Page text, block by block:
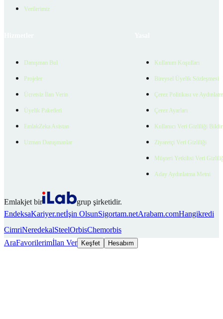
Verilerimiz
Danışman Bul
Projeler
Ücretsiz İlan Verin
Üyelik Paketleri
EmlakZeka Asistan
Uzman Danışmanlar
Kullanım Koşulları
Bireysel Üyelik Sözleşmesi
Çerez Politikası ve
Çerez Ayarları
Kullanıcı Veri Gizliliği
Ziyaretçi Veri Gizliliği
Müşteri Yetkilisi Veri
Aday Aydınlatma Metni
Emlakjet bir
grup şirketidir.
EndeksaKariyer.netİşin OlsunSigortam.netArabam.comHangikredi
CimriNeredekalSteelOrbisChemorbis
AraFavorilerimİlan Ver Keşfet Hesabım